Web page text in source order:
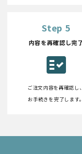
Step 5
内容を再確認し完
fact_check
ご注文内容を再確認し、
お手続きを完了します。